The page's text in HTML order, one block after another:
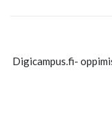
Digicampus.fi-